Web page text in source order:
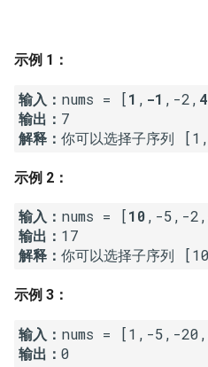
14.1. 剪绳子
15. 二进制中 1 的个数
16. 数值的整数次方
17. 打印从 1 到最大的 n 位数
18. 删除链表的节点
11. 和 1 个数相同的子数组
13. 二维子矩阵的和
14. 字符串中的变位词
15. 字符串中的所有变位词
16. 不含重复字符的最长子字
符串
2.3. 删除中间节点
2.5. 链表求和
2.6. 回文链表
2.7. 链表相交
2.8. 环路检测
示例 1：
输入： nums = [1 , -1 ,-2, 4
输出：
解释：
示例 2：
输入： nums = [10,-5,-2,
输出：
解释：
示例 3：
输入：
输出：